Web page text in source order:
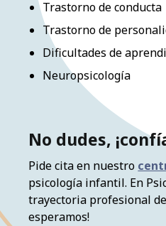
Trastorno de conducta
Trastorno de
Dificultades de
Neuropsicología
No dudes,
Pide cita en nuestro
psicología infantil. En
trayectoria profesional
esperamos!